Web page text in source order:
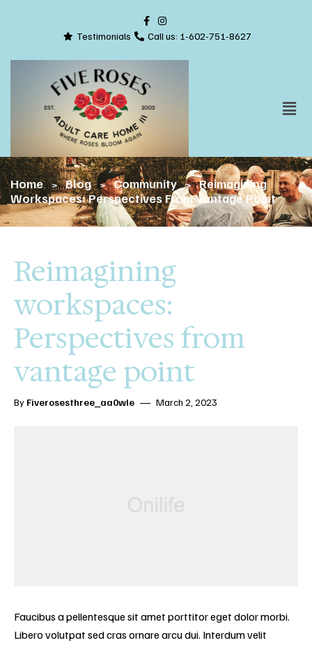
Testimonials Call us: 1-602-751-8627
Home > Blog > Community >
Reimagining
Workspaces: Perspectives From Vantage Point
Reimagining
workspaces:
Perspectives from
vantage point
By Fiverosesthree_aa0wle March 2, 2023
Faucibus a pellentesque sit amet porttitor eget dolor morbi.
Libero volutpat sed cras ornare arcu dui. Interdum velit